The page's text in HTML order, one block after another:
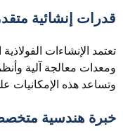
قدرات إنشائية
تعتمد الإنشاءات
وتساعد هذه الإمكانيات
خبرة هندسية